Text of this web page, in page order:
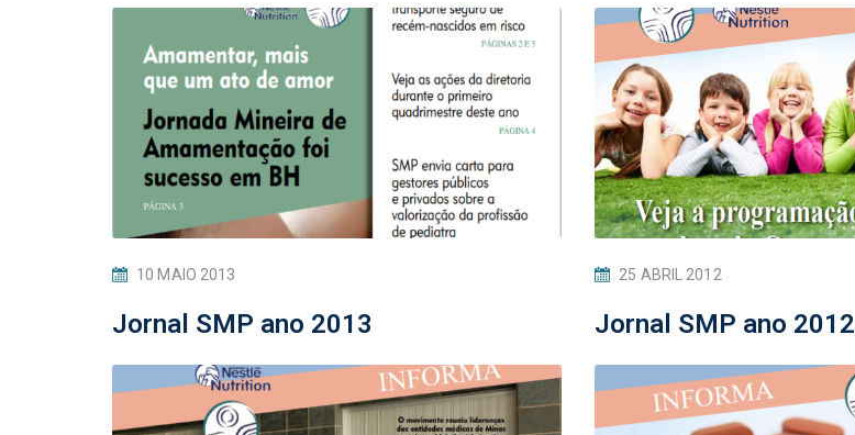
10 MAIO 2013
Jornal SMP ano 2013
25 ABRIL 2012
Jornal SMP ano 2012